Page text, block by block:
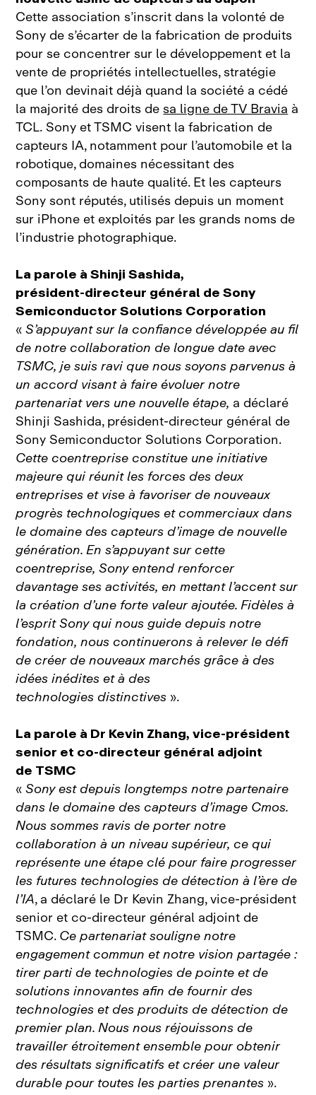
Cette association s’inscrit dans la volonté de
Sony de s’écarter de la fabrication de produits
pour se concentrer sur le développement et la
vente de propriétés intellectuelles, stratégie
que l’on devinait déjà quand la société a cédé
la majorité des droits desa ligne de TV Braviaà
TCL. Sony et TSMC visent la fabrication de
capteurs IA, notamment pour l’automobile et la
robotique, domaines nécessitant des
composants de haute qualité. Et les capteurs
Sony sont réputés, utilisés depuis un moment
sur iPhone et exploités par les grands noms de
l’industrie photographique.
La parole à Shinji Sashida,
président‑directeur général de Sony
Semiconductor Solutions Corporation
«S’appuyant sur la confiance développée au fil
de notre collaboration de longue date avec
TSMC, je suis ravi que nous soyons parvenus à
un accord visant à faire évoluer notre
partenariat vers une nouvelle étape, a déclaré
Shinji Sashida, président‑directeur général de
Sony Semiconductor Solutions Corporation.
Cette coentreprise constitue une initiative
majeure qui réunit les forces des deux
entreprises et vise à favoriser de nouveaux
progrès technologiques et commerciaux dans
le domaine des capteurs d’image de nouvelle
génération. En s’appuyant sur cette
coentreprise, Sony entend renforcer
davantage ses activités, en mettant l’accent sur
la création d’une forte valeur ajoutée. Fidèles à
l’esprit Sony qui nous guide depuis notre
fondation, nous continuerons à relever le défi
de créer de nouveaux marchés grâce à des
idées inédites et à des
technologies distinctives ».
La parole à Dr Kevin Zhang, vice‑président
senior et co‑directeur général adjoint
de TSMC
«Sony est depuis longtemps notre partenaire
dans le domaine des capteurs d’image Cmos.
Nous sommes ravis de porter notre
collaboration à un niveau supérieur, ce qui
représente une étape clé pour faire progresser
les futures technologies de détection à l’ère de
l’IA, a déclaré le Dr Kevin Zhang, vice‑président
senior et co‑directeur général adjoint de
TSMC.Ce partenariat souligne notre
engagement commun et notre vision partagée :
tirer parti de technologies de pointe et de
solutions innovantes afin de fournir des
technologies et des produits de détection de
premier plan. Nous nous réjouissons de
travailler étroitement ensemble pour obtenir
des résultats significatifs et créer une valeur
durable pour toutes les parties prenantes ».